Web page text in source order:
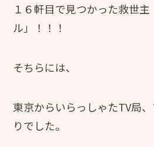
１６軒目で見つかった救世主
ル」！！！
そちらには、
東京からいらっしゃたTV局
りでした。